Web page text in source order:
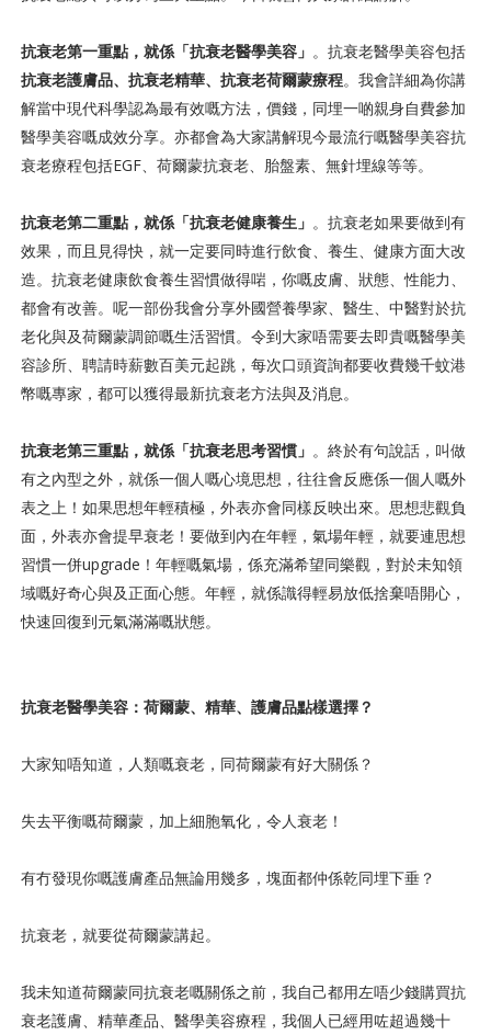
抗衰老第一重點，就係「抗衰老醫學美容」 。抗衰老醫學美容包括
抗衰老護膚品、抗衰老精華、抗衰老荷爾蒙療程。我會詳細為你講
解當中現代科學認為最有效嘅方法，價錢，同埋一啲親身自費參加
醫學美容嘅成效分享。亦都會為大家講解現今最流行嘅醫學美容抗
衰老療程包括EGF、荷爾蒙抗衰老、胎盤素、無針埋線等等。
抗衰老第二重點，就係「抗衰老健康養生」 。抗衰老如果要做到有
效果，而且見得快，就一定要同時進行飲食、養生、健康方面大改
造。抗衰老健康飲食養生習慣做得啱，你嘅皮膚、狀態、性能力、
都會有改善。呢一部份我會分享外國營養學家、醫生、中醫對於抗
老化與及荷爾蒙調節嘅生活習慣。令到大家唔需要去即貴嘅醫學美
容診所、聘請時薪數百美元起跳，每次口頭資詢都要收費幾千蚊港
幣嘅專家，都可以獲得最新抗衰老方法與及消息。
抗衰老第三重點，就係「抗衰老思考習慣」 。終於有句說話，叫做
有之內型之外，就係一個人嘅心境思想，往往會反應係一個人嘅外
表之上！如果思想年輕積極，外表亦會同樣反映出來。思想悲觀負
面，外表亦會提早衰老！要做到內在年輕，氣場年輕，就要連思想
習慣一併upgrade！年輕嘅氣場，係充滿希望同樂觀，對於未知領
域嘅好奇心與及正面心態。年輕，就係識得輕易放低捨棄唔開心，
快速回復到元氣滿滿嘅狀態。
抗衰老醫學美容：荷爾蒙、精華、護膚品點樣選擇？
大家知唔知道，人類嘅衰老，同荷爾蒙有好大關係？
失去平衡嘅荷爾蒙，加上細胞氧化，令人衰老！
有冇發現你嘅護膚產品無論用幾多，塊面都仲係乾同埋下垂？
抗衰老，就要從荷爾蒙講起。
我未知道荷爾蒙同抗衰老嘅關係之前，我自己都用左唔少錢購買抗
衰老護膚、精華產品、醫學美容療程，我個人已經用咗超過幾十